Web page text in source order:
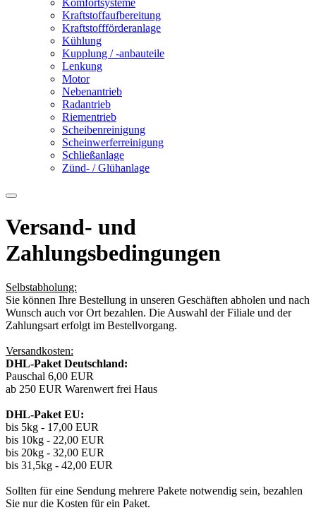
Komfortsysteme
Kraftstoffaufbereitung
Kraftstoffförderanlage
Kühlung
Kupplung / -anbauteile
Lenkung
Motor
Nebenantrieb
Radantrieb
Riementrieb
Scheibenreinigung
Scheinwerferreinigung
Schließanlage
Zünd- / Glühanlage
Versand- und
Zahlungsbedingungen
Selbstabholung:
Sie können Ihre Bestellung in unseren Geschäften abholen und nach
Wunsch auch vor Ort bezahlen. Die Auswahl der Filiale und der
Zahlungsart erfolgt im Bestellvorgang.
Versandkosten:
DHL-Paket Deutschland:
Pauschal 6,00 EUR
ab 250 EUR Warenwert frei Haus
DHL-Paket EU:
bis 5kg - 17,00 EUR
bis 10kg - 22,00 EUR
bis 20kg - 32,00 EUR
bis 31,5kg - 42,00 EUR
Sollten für eine Sendung mehrere Pakete notwendig sein, bezahlen
Sie nur die Kosten für ein Paket.